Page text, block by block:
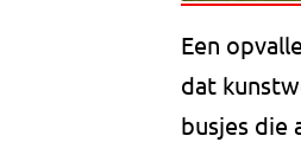
Een
dat
busjes die